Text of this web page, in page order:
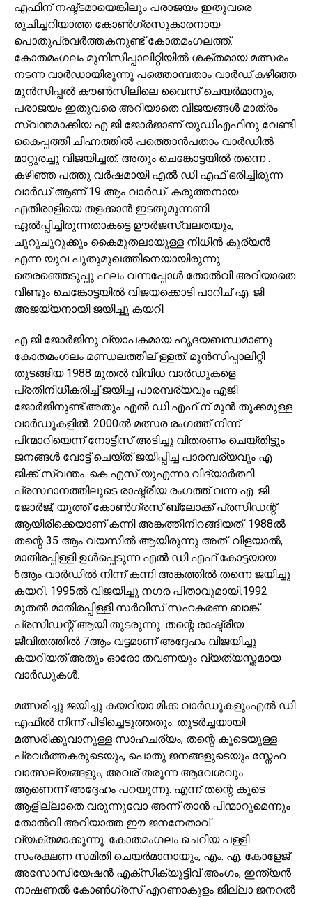
എഫിന് നഷ്ട്ടമായെങ്കിലും പരാജയം ഇതുവരെ
രുചിച്ചറിയാത്ത കോൺഗ്രസുകാരനായ
പൊതുപ്രവർത്തകനുണ്ട് കോതമംഗലത്ത്.
കോതമംഗലം മുനിസിപ്പാലിറ്റിയിൽ ശക്തമായ മത്സരം
നടന്ന വാർഡായിരുന്നു പത്തൊമ്പതാം വാർഡ്.കഴിഞ്ഞ
മുൻസിപ്പൽ കൗൺസിലിലെ വൈസ് ചെയർമാനും,
പരാജയം ഇതുവരെ അറിയാതെ വിജയങ്ങൾ മാത്രം
സ്വന്തമാക്കിയ എ ജി ജോർജാണ് യുഡിഎഫിനു വേണ്ടി
കൈപ്പത്തി ചിഹ്നത്തിൽ പത്തൊൻപതാം വാർഡിൽ
മാറ്റുരച്ചു വിജയിച്ചത്. അതും ചെങ്കോട്ടയിൽ തന്നെ .
കഴിഞ്ഞ പത്തു വർഷമായി എൽ ഡി എഫ് ഭരിച്ചിരുന്ന
വാർഡ് ആണ് 19 ആം വാർഡ്. കരുത്തനായ
എതിരാളിയെ തളക്കാൻ ഇടതുമുന്നണി
ഏൽപ്പിച്ചിരുന്നതാകട്ടെ ഊർജസ്വലതയും,
ചുറുചുറുക്കും കൈമുതലായുള്ള നിധിൻ കുര്യൻ
എന്ന യുവ പുതുമുഖത്തിനെയായിരുന്നു.
തെരഞ്ഞെടുപ്പു ഫലം വന്നപ്പോൾ തോൽവി അറിയാതെ
വീണ്ടും ചെങ്കോട്ടയിൽ വിജയക്കൊടി പാറിച് എ. ജി
അജയ്യനായി ജയിച്ചു കയറി.
എ ജി ജോർജിനു വ്യാപകമായ ഹൃദയബന്ധമാണു
കോതമംഗലം മണ്ഡലത്തില് ള്ളത്. മുൻസിപ്പാലിറ്റി
തുടങ്ങിയ 1988 മുതൽ വിവിധ വാർഡുകളെ
പ്രതിനിധീകരിച്ച് ജയിച്ച പാരമ്പര്യവും എജി
ജോർജിനുണ്ട്.അതും എൽ ഡി എഫ് ന് മുൻ തൂക്കമുള്ള
വാർഡുകളിൽ. 2000ൽ മത്സര രംഗത്ത് നിന്ന്
പിന്മാറിയെന്ന് നോട്ടീസ് അടിച്ചു വിതരണം ചെയ്തിട്ടും
ജനങ്ങൾ വോട്ട് ചെയ്ത് ജയിപ്പിച്ച പാരമ്പര്യവും എ
ജിക്ക് സ്വന്തം. കെ എസ് യുഎന്നാ വിദ്യാർത്ഥി
പ്രസ്ഥാനത്തിലൂടെ രാഷ്ട്രീയ രംഗത്ത് വന്ന എ. ജി
ജോർജ്, യുത്ത് കോൺഗ്രസ്‌ ബ്ലോക്ക്‌ പ്രസിഡന്റ്
ആയിരിക്കെയാണ് കന്നി അങ്കത്തിനിറങ്ങിയത്. 1988ൽ
തന്റെ 35 ആം വയസിൽ ആയിരുന്നു അത് .വിളയാൽ,
മാതിരപ്പിള്ളി ഉൾപ്പെടുന്ന എൽ ഡി എഫ് കോട്ടയായ
6ആം വാർഡിൽ നിന്ന് കന്നി അങ്കത്തിൽ തന്നെ ജയിച്ചു
കയറി. 1995ൽ വിജയിച്ചു നഗര പിതാവുമായി.1992
മുതൽ മാതിരപ്പിള്ളി സർവീസ് സഹകരണ ബാങ്ക്
പ്രസിഡന്റ് ആയി തുടരുന്നു. തന്റെ രാഷ്ട്രീയ
ജീവിതത്തിൽ 7ആം വട്ടമാണ് അദ്ദേഹം വിജയിച്ചു
കയറിയത്.അതും ഓരോ തവണയും വ്യത്യസ്തമായ
വാർഡുകൾ.
മത്സരിച്ചു ജയിച്ചു കയറിയാ മിക്ക വാർഡുകളുംഎൽ ഡി
എഫിൽ നിന്ന് പിടിച്ചെടുത്തതും. തുടർച്ചയായി
മത്സരിക്കുവാനുള്ള സാഹചര്യം, തന്റെ കൂടെയുള്ള
പ്രവർത്തകരുടെയും, പൊതു ജനങ്ങളുടെയും സ്നേഹ
വാത്സല്യങ്ങളും, അവര് തരുന്ന ആവേശവും
ആണെന്ന് അദ്ദേഹം പറയുന്നു. എന്ന് തന്റെ കൂടെ
ആളില്ലാതെ വരുന്നുവോ അന്ന് താൻ പിന്മാറുമെന്നും
തോൽവി അറിയാത്ത ഈ ജനനേതാവ്
വ്യക്തമാക്കുന്നു. കോതമംഗലം ചെറിയ പള്ളി
സംരക്ഷണ സമിതി ചെയർമാനായും, എം. എ. കോളേജ്
അസോസിയേഷൻ എക്സിക്യൂട്ടീവ് അംഗം, ഇന്ത്യൻ
നാഷണൽ കോൺഗ്രസ്‌ എറണാകുളം ജില്ലാ ജനറൽ